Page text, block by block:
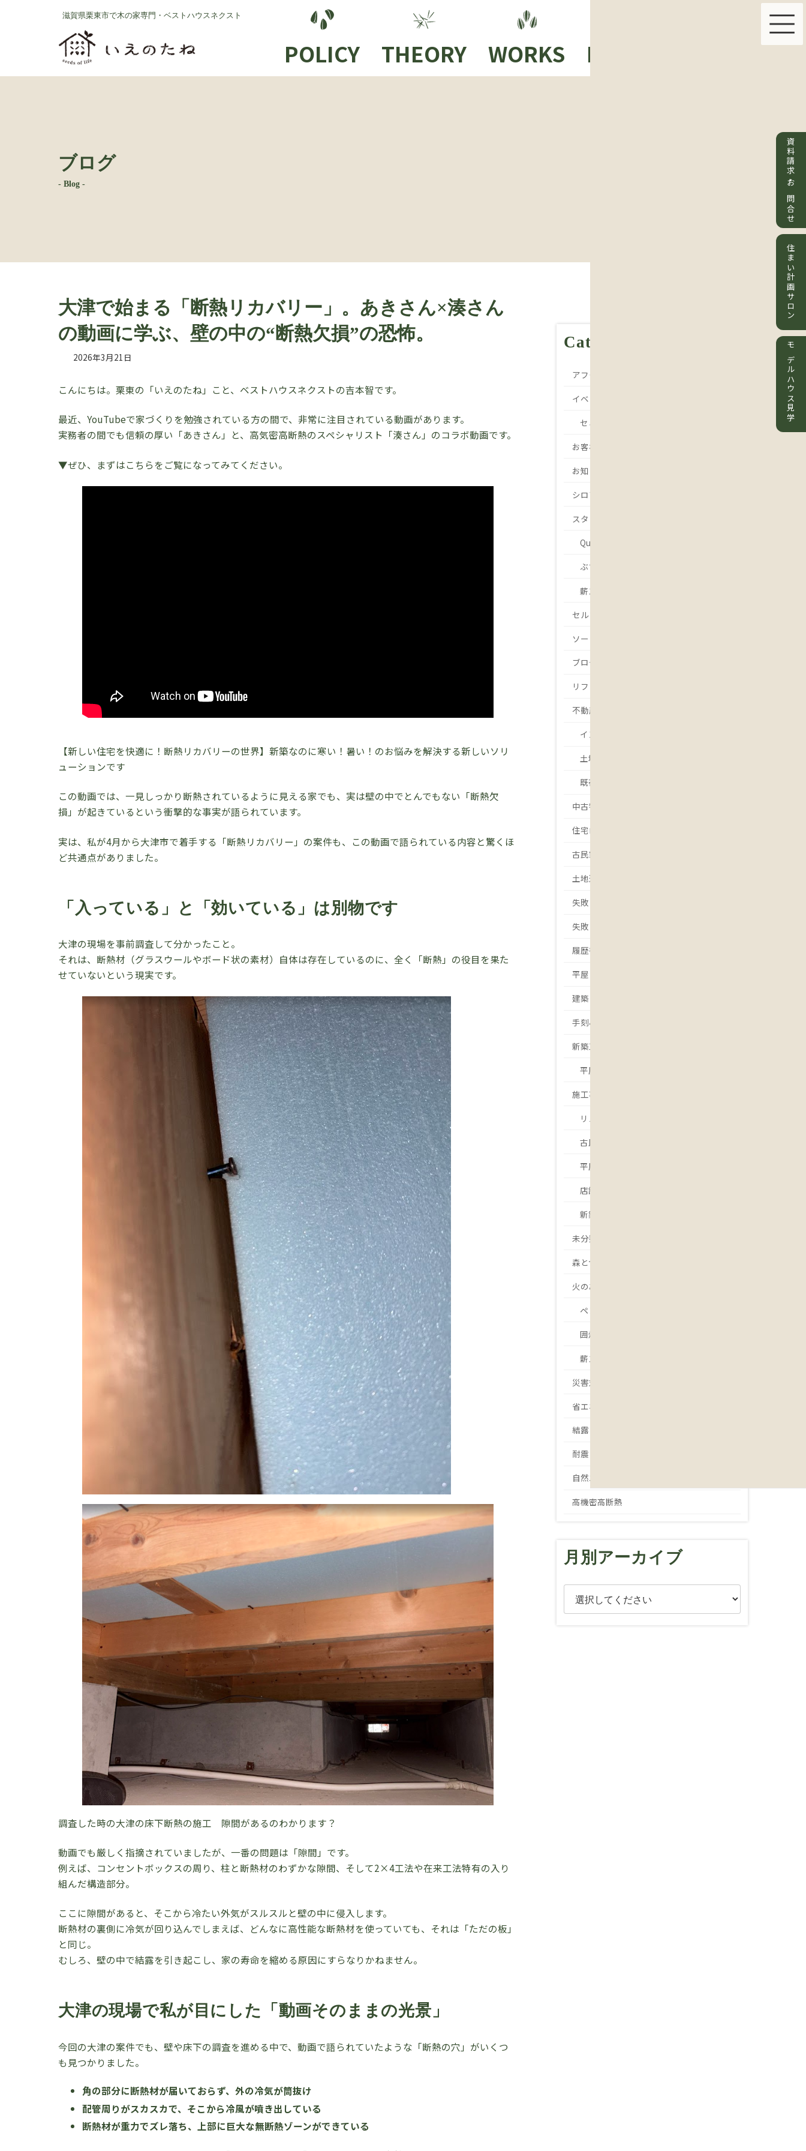
滋賀県栗東市で木の家専門・ベストハウスネクスト
POLICY THEORY WORKS PLAN & PRICE
ブログ
- Blog -
大津で始まる「断熱リカバリー」。あきさん×湊さん
の動画に学ぶ、壁の中の“断熱欠損”の恐怖。
2026年3月21日
こんにちは。栗東の「いえのたね」こと、ベストハウスネクストの吉本智です。
最近、YouTubeで家づくりを勉強されている方の間で、非常に注目されている動画があります。
実務者の間でも信頼の厚い「あきさん」と、高気密高断熱のスペシャリスト「湊さん」のコラボ動画です。
▼ぜひ、まずはこちらをご覧になってみてください。
【新しい住宅を快適に！断熱リカバリーの世界】新築なのに寒い！暑い！のお悩みを解決する新しいソリ
ューションです
この動画では、一見しっかり断熱されているように見える家でも、実は壁の中でとんでもない「断熱欠
損」が起きているという衝撃的な事実が語られています。
実は、私が4月から大津市で着手する「断熱リカバリー」の案件も、この動画で語られている内容と驚くほ
ど共通点がありました。
「入っている」と「効いている」は別物です
大津の現場を事前調査して分かったこと。
それは、断熱材（グラスウールやボード状の素材）自体は存在しているのに、全く「断熱」の役目を果た
せていないという現実です。
調査した時の大津の床下断熱の施工 隙間があるのわかります？
動画でも厳しく指摘されていましたが、一番の問題は「隙間」です。
例えば、コンセントボックスの周り、柱と断熱材のわずかな隙間、そして2×4工法や在来工法特有の入り
組んだ構造部分。
ここに隙間があると、そこから冷たい外気がスルスルと壁の中に侵入します。
断熱材の裏側に冷気が回り込んでしまえば、どんなに高性能な断熱材を使っていても、それは「ただの板」
と同じ。
むしろ、壁の中で結露を引き起こし、家の寿命を縮める原因にすらなりかねません。
大津の現場で私が目にした「動画そのままの光景」
今回の大津の案件でも、壁や床下の調査を進める中で、動画で語られていたような「断熱の穴」がいくつ
も見つかりました。
角の部分に断熱材が届いておらず、外の冷気が筒抜け
配管周りがスカスカで、そこから冷風が噴き出している
断熱材が重力でズレ落ち、上部に巨大な無断熱ゾーンができている
Category
アフターメンテナンス
イベント
セミナー
お客様の声
お知らせ
シロアリ
スタッフBlog
Que será será.
ぶちょーの・・・
薪ストーバー 吉本
セルフビルド
ソーラー発電
ブログ
リフォーム
不動産
インスペクション
土地
既存住宅状況調査
中古物件・中古住宅
住宅ローン
古民家
土地選び
失敗しない土地選び
失敗しない家づくり
履歴書
平屋
建築日誌
手刻みの家
新築工事
平屋
施工事例
リノベーション・リフォーム
古民家再生
平屋
店舗
新築
未分類
森とつながる
火のある暮らし
ペレットストーブ
囲炉裏
薪ストーブ
災害対策
省エネ
結露
耐震
自然エネルギー
高機密高断熱
月別アーカイブ
資料請求・お問合せ
住まい計画サロン
モデルハウス見学